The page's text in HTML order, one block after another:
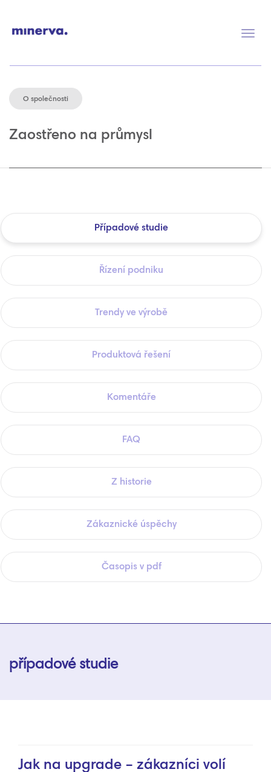
O společnosti
Zaostřeno na průmysl
Případové studie
Řízení podniku
Trendy ve výrobě
Produktová řešení
Komentáře
FAQ
Z historie
Zákaznické úspěchy
Časopis v pdf
případové studie
Jak na upgrade – zákazníci volí